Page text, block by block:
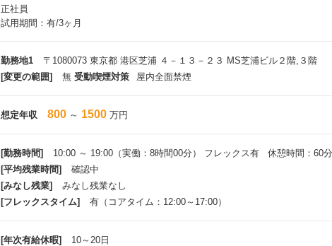
正社員
試用期間：有/3ヶ月
勤務地1
〒1080073 東京都 港区芝浦 ４－１３－２３ MS芝浦ビル２階,３階
[変更の範囲]
無 受動喫煙対策 屋内全面禁煙
想定年収 800 ～ 1500 万円
[勤務時間]
10:00 ～ 19:00（実働：8時間00分） フレックス有 休憩時間：60分
[平均残業時間]
確認中
[みなし残業]
みなし残業なし
[フレックスタイム]
有（コアタイム：12:00～17:00）
[年次有給休暇] 10～20日